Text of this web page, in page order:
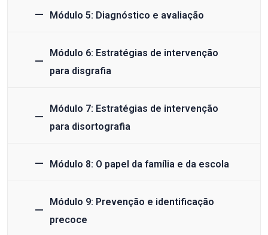
Módulo 5: Diagnóstico e avaliação
Módulo 6: Estratégias de intervenção
para disgrafia
Módulo 7: Estratégias de intervenção
para disortografia
Módulo 8: O papel da família e da escola
Módulo 9: Prevenção e identificação
precoce